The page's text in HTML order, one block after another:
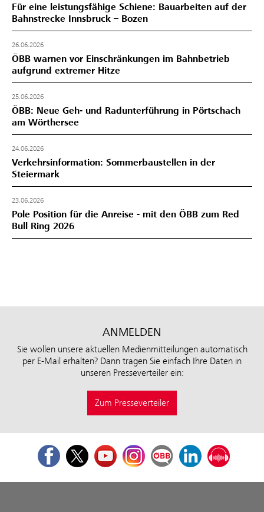
Für eine leistungsfähige Schiene: Bauarbeiten auf der
Bahnstrecke Innsbruck – Bozen
26.06.2026
ÖBB warnen vor Einschränkungen im Bahnbetrieb
aufgrund extremer Hitze
25.06.2026
ÖBB: Neue Geh- und Radunterführung in Pörtschach
am Wörthersee
24.06.2026
Verkehrsinformation: Sommerbaustellen in der
Steiermark
23.06.2026
Pole Position für die Anreise - mit den ÖBB zum Red
Bull Ring 2026
ANMELDEN
Sie wollen unsere aktuellen Medienmitteilungen automatisch
per E-Mail erhalten? Dann tragen Sie einfach Ihre Daten in
unseren Presseverteiler ein:
Zum Presseverteiler
FacebookTwitterYoutubeInstagramÖBB Corporate Blog
LinkedInPodcast